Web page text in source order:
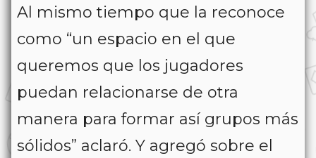
Al mismo tiempo que la reconoce
como “un espacio en el que
queremos que los jugadores
puedan relacionarse de otra
manera para formar así grupos más
sólidos” aclaró. Y agregó sobre el